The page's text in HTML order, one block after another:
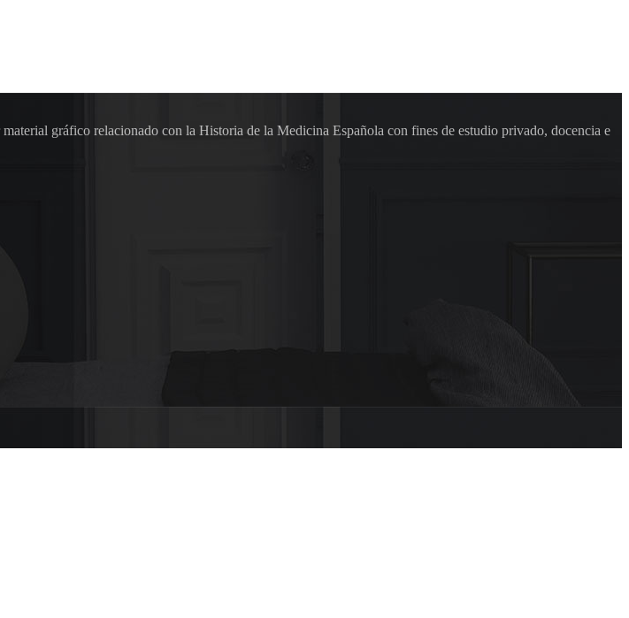
gráfico relacionado con la Historia de la Medicina Española con fines de estudio privado, docencia e